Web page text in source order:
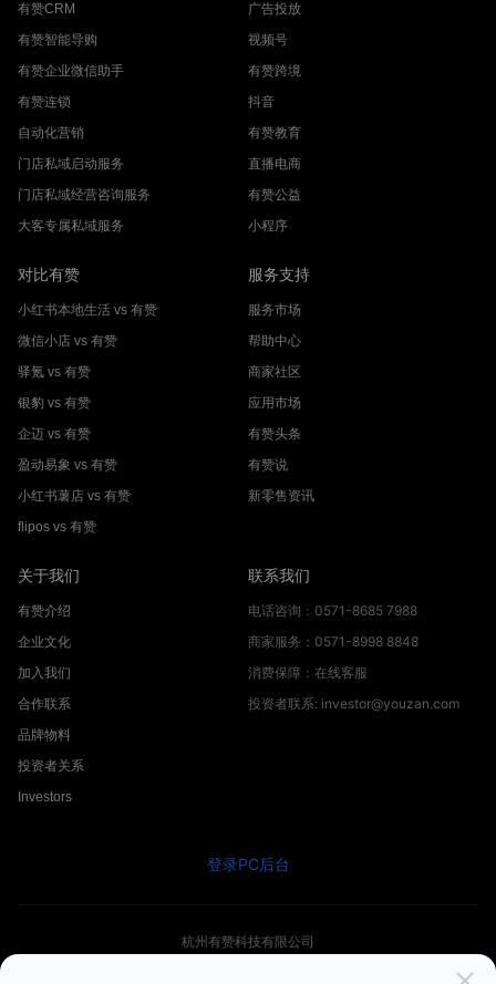
有赞CRM
有赞智能导购
有赞企业微信助手
有赞连锁
自动化营销
门店私域启动服务
门店私域经营咨询服务
大客专属私域服务
广告投放
视频号
有赞跨境
抖音
有赞教育
直播电商
有赞公益
小程序
对比有赞
小红书本地生活 vs 有赞
微信小店 vs 有赞
驿氪 vs 有赞
银豹 vs 有赞
企迈 vs 有赞
盈动易象 vs 有赞
小红书薯店 vs 有赞
flipos vs 有赞
服务支持
服务市场
帮助中心
商家社区
应用市场
有赞头条
有赞说
新零售资讯
关于我们
有赞介绍
企业文化
加入我们
合作联系
品牌物料
投资者关系
Investors
联系我们
电话咨询：0571-8685 7988
商家服务：0571-8998 8848
消费保障：在线客服
投资者联系: investor@youzan.com
登录PC后台
杭州有赞科技有限公司